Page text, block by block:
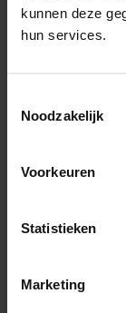
kunnen deze
hun services.
Noodzakelijk
Voorkeuren
Statistieken
Marketing